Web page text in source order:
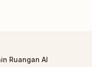
Ruangan AI